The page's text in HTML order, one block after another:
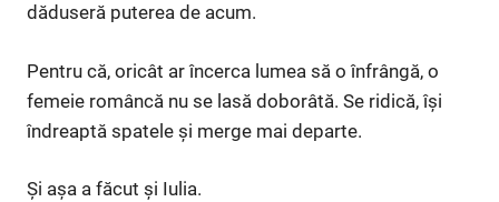
dăduseră puterea de acum.
Pentru că, oricât ar încerca lumea să o înfrângă, o
femeie româncă nu se lasă doborâtă. Se ridică, își
îndreaptă spatele și merge mai departe.
Și așa a făcut și Iulia.